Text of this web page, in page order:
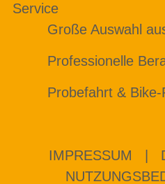
Service
Große Auswahl
Professionelle
Probefahrt & Bike-
IMPRESSUM